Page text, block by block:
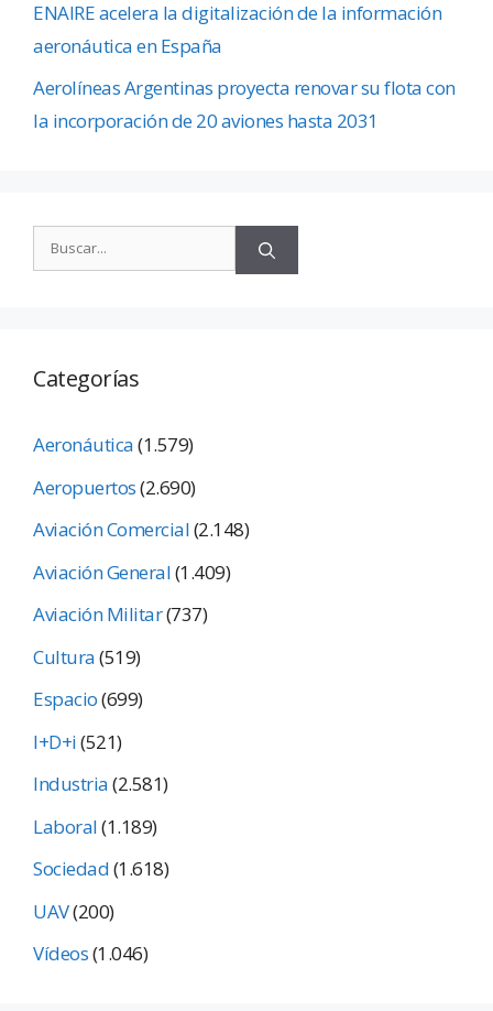
ENAIRE acelera la digitalización de la información
aeronáutica en España
Aerolíneas Argentinas proyecta renovar su flota con
la incorporación de 20 aviones hasta 2031
Categorías
Aeronáutica(1.579)
Aeropuertos(2.690)
Aviación Comercial(2.148)
Aviación General(1.409)
Aviación Militar(737)
Cultura(519)
Espacio(699)
I+D+i(521)
Industria(2.581)
Laboral(1.189)
Sociedad(1.618)
UAV(200)
Vídeos(1.046)